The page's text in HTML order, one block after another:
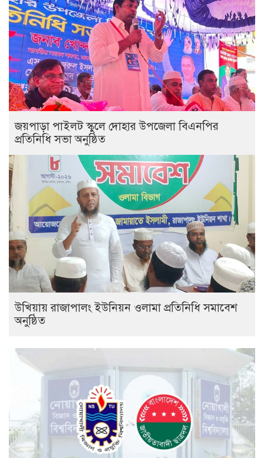
জয়পাড়া পাইলট স্কুলে দোহার উপজেলা বিএনপির
প্রতিনিধি সভা অনুষ্ঠিত
উখিয়ায় রাজাপালং ইউনিয়ন ওলামা প্রতিনিধি সমাবেশ
অনুষ্ঠিত